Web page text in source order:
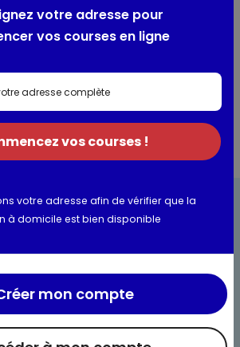
et 90%
votre adresse pour
vos courses en ligne
vos courses !
votre adresse afin de vérifier que la
à domicile est bien disponible
mon compte